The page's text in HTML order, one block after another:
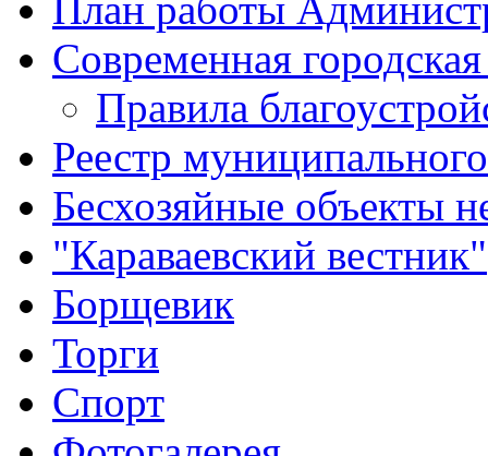
План работы
Современная городская
Правила
Реестр
Бесхозяйные объекты
"Караваевский вестник"
Борщевик
Торги
Спорт